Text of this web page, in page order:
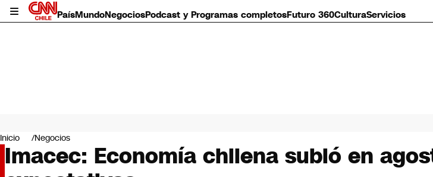
PaísMundoNegociosPodcast y Programas completosFuturo 360CulturaServicios
Mundo
Negocios
Deportes
Programas completos
Inicio Negocios
Imacec: Economía chilena subió en